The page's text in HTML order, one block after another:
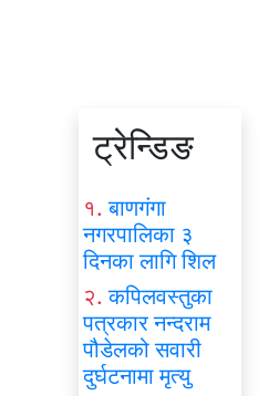
ट्रेन्डिङ
१. बाणगंगा
नगरपालिका ३
दिनका लागि शिल
२. कपिलवस्तुका
पत्रकार नन्दराम
पौडेलको सवारी
दुर्घटनामा मृत्यु